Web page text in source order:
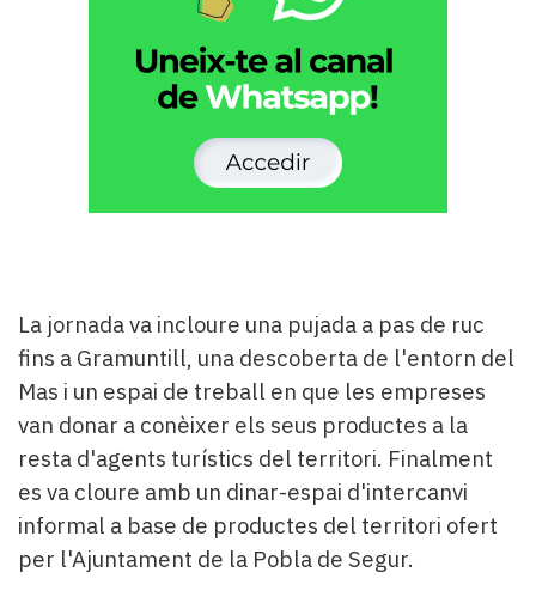
La jornada va incloure una pujada a pas de ruc
fins a Gramuntill, una descoberta de l'entorn del
Mas i un espai de treball en que les empreses
van donar a conèixer els seus productes a la
resta d'agents turístics del territori. Finalment
es va cloure amb un dinar-espai d'intercanvi
informal a base de productes del territori ofert
per l'Ajuntament de la Pobla de Segur.